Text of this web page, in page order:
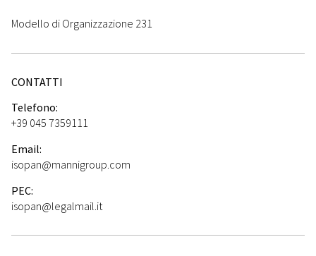
Modello di Organizzazione 231
CONTATTI
Telefono:
+39 045 7359111
Email:
isopan@mannigroup.com
PEC:
isopan@legalmail.it